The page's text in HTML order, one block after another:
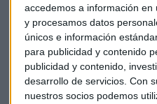
accedemos a información en
y procesamos datos
únicos e información
para publicidad y contenido
publicidad y contenido,
desarrollo de servicios. Con
nuestros socios podemos
Pat Gelsinger,CEO deIntel,
microprocesadores y avisa
peor, cada trimestre del año
progresivamente, pero no
demandahasta 2023".